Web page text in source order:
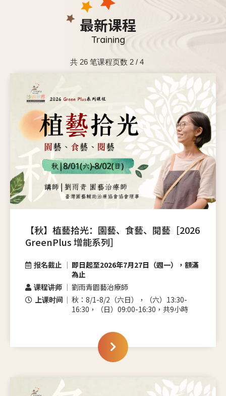
最新课程
Training
共 26 笔课程页数 2 / 4
【秋】植藝拾光：園藝、食藝、閱藝［2026
GreenPlus 增能系列］
报名截止
即日起至2026年7月27日（週一），額滿
為止
课程讲师
劉雨青園藝治療師
上课时间
秋：8/1-8/2（六日），（六）13:30-
16:30，（日）09:00-16:30，共9小時